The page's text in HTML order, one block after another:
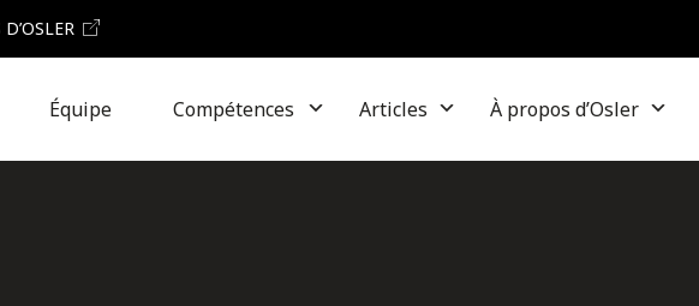
Équipe Compétences Articles À propos d’Osler